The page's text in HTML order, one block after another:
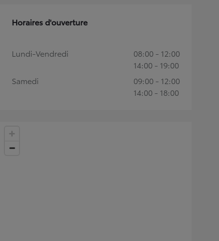
Horaires d'ouverture
Lundi-Vendredi
08:00 - 12:00
14:00 - 19:00
Samedi
09:00 - 12:00
14:00 - 18:00